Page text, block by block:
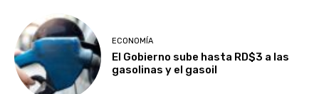
ECONOMÍA
El Gobierno sube hasta RD$3 a las
gasolinas y el gasoil